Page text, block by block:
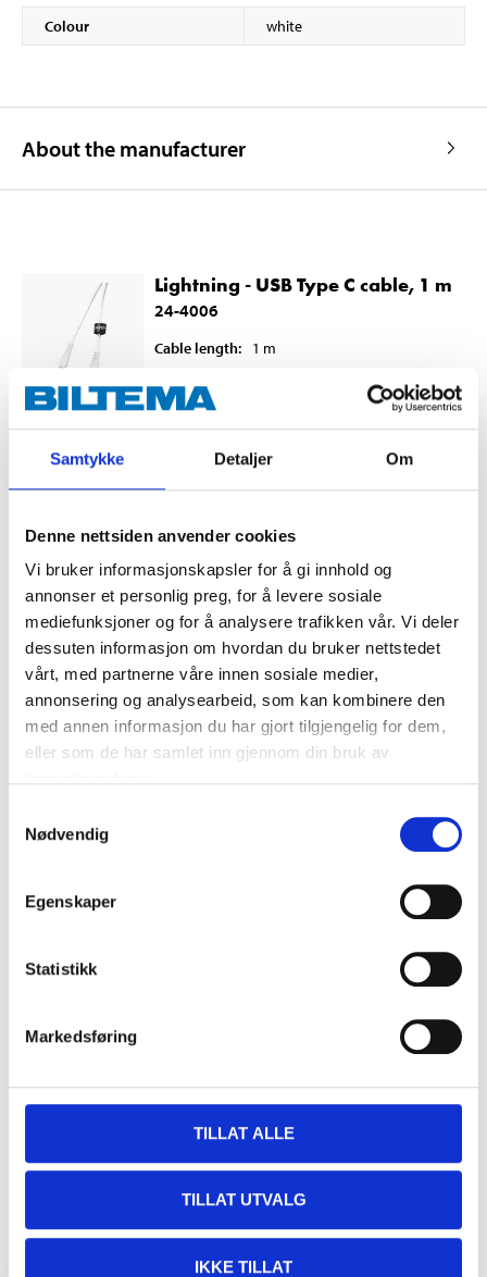
Samtykke Detaljer Om
Denne nettsiden anvender cookies
Vi bruker informasjonskapsler for å gi innhold og
annonser et personlig preg, for å levere sosiale
mediefunksjoner og for å analysere trafikken vår. Vi deler
dessuten informasjon om hvordan du bruker nettstedet
vårt, med partnerne våre innen sosiale medier,
annonsering og analysearbeid, som kan kombinere den
med annen informasjon du har gjort tilgjengelig for dem,
eller som de har samlet inn gjennom din bruk av
Nødvendig
Egenskaper
Statistikk
Markedsføring
TILLAT ALLE
TILLAT UTVALG
IKKE TILLAT
Colour white
About the manufacturer
Lightning - USB Type C cable, 1 m
24-4006
Cable length: 1 m
In stock in
Lightning - USB Type C cable, 2 m
24-4007
Cable length
In stock in 1store
109,-
Lightning - USB Type C cable, 3 m